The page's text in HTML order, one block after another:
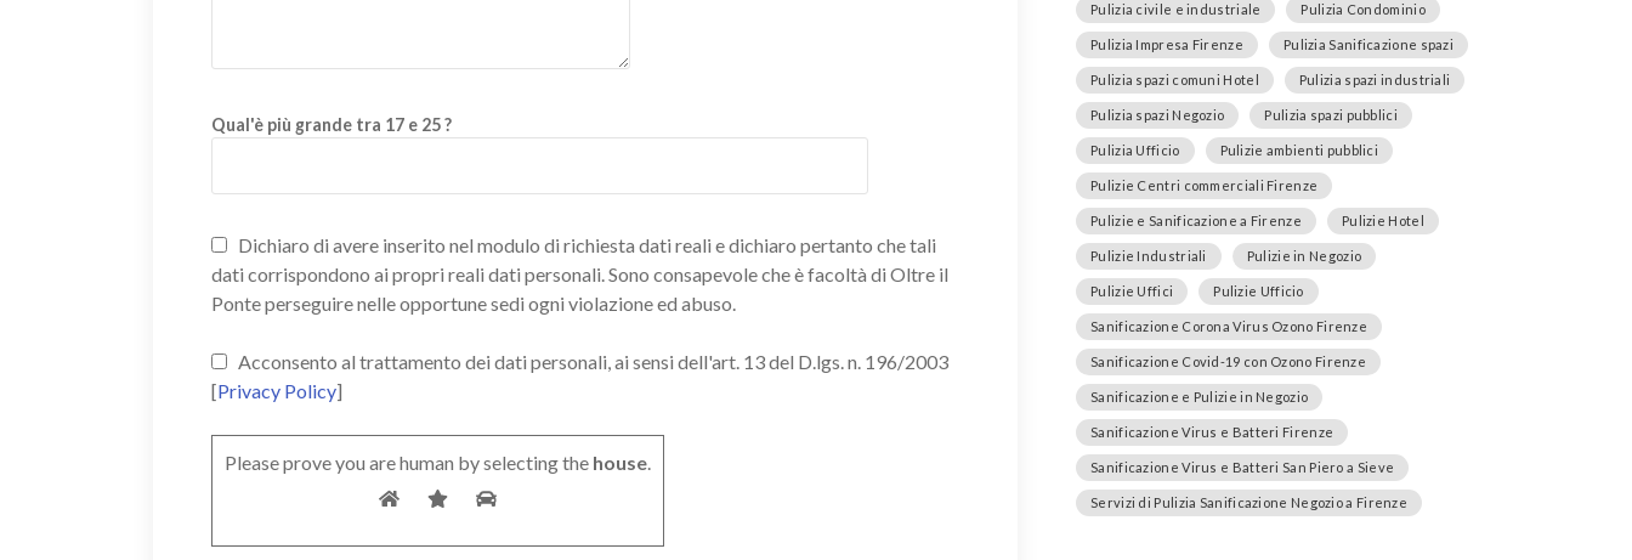
Qual'è più grande tra 17 e 25 ?
Dichiaro di avere inserito nel modulo di richiesta dati reali e dichiaro pertanto che tali
dati corrispondono ai propri reali dati personali. Sono consapevole che è facoltà di Oltre il
Ponte perseguire nelle opportune sedi ogni violazione ed abuso.
Acconsento al trattamento dei dati personali, ai sensi dell'art. 13 del D.lgs. n. 196/2003
[Privacy Policy]
Please prove you are human by selecting the house.
Pulizia civile e industriale Pulizia Condominio
Pulizia Impresa Firenze Pulizia Sanificazione spazi
Pulizia spazi comuni Hotel Pulizia spazi industriali
Pulizia spazi Negozio Pulizia spazi pubblici
Pulizia Ufficio Pulizie ambienti pubblici
Pulizie Centri commerciali Firenze
Pulizie e Sanificazione a Firenze Pulizie Hotel
Pulizie Industriali Pulizie in Negozio
Pulizie Uffici Pulizie Ufficio
Sanificazione Corona Virus Ozono Firenze
Sanificazione Covid-19 con Ozono Firenze
Sanificazione e Pulizie in Negozio
Sanificazione Virus e Batteri Firenze
Sanificazione Virus e Batteri San Piero a Sieve
Servizi di Pulizia Sanificazione Negozio a Firenze